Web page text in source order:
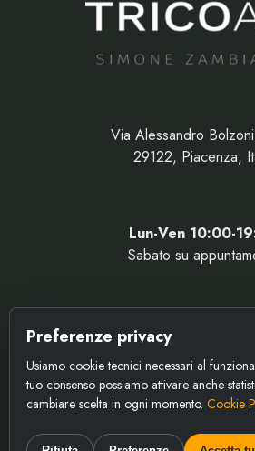
Via Alessandro
29122, Piacenza,
Lun-Ven 10:00-
Sabato su
simone@trico-
i diritti riservati.Privacy Policye
Preferenze privacy
Usiamo cookie tecnici necessari al
tuo consenso possiamo attivare anche
cambiare scelta in ogni momento. Cookie